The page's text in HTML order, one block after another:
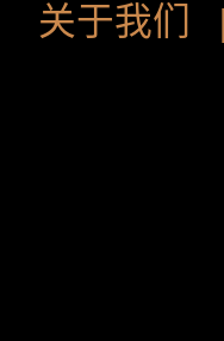
关于我们